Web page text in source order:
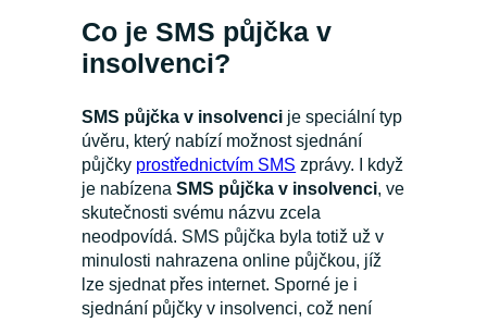
Co je SMS půjčka v
insolvenci?
SMS půjčka v insolvenci je speciální typ
úvěru, který nabízí možnost sjednání
půjčky prostřednictvím SMS zprávy. I když
je nabízenaSMS půjčka v insolvenci, ve
skutečnosti svému názvu zcela
neodpovídá. SMS půjčka byla totiž už v
minulosti nahrazena online půjčkou, jíž
lze sjednat přes internet. Sporné je i
sjednání půjčky v insolvenci, což není